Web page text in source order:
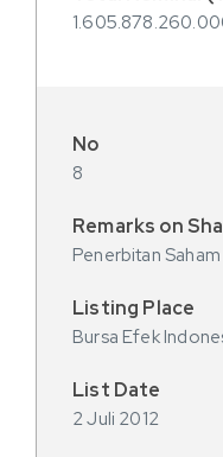
8
Penerbitan
Bursa Efek
2 Juli 2012